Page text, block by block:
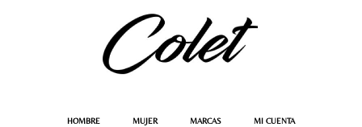
HOMBRE MUJER MARCAS MI CUENTA